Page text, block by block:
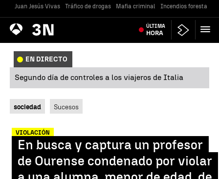
Juan Jesús Vivas Tráfico de drogas Mafia criminal Incendios forestales
Antena
3 Noticias ÚLTIMA
HORA
EN DIRECTO
Segundo día de controles a los viajeros de Italia
sociedad Sucesos
VIOLACIÓN
En busca y captura un profesor
de Ourense condenado por violar